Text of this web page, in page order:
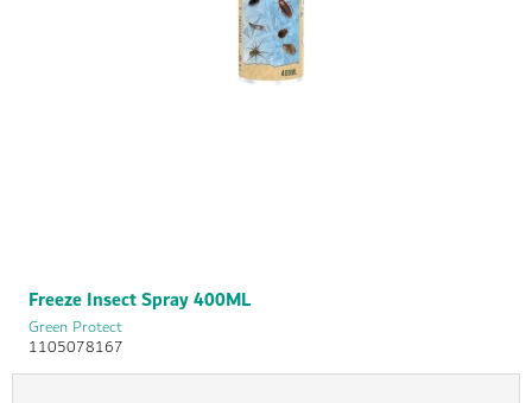
Freeze Insect Spray 400ML
Green Protect
1105078167